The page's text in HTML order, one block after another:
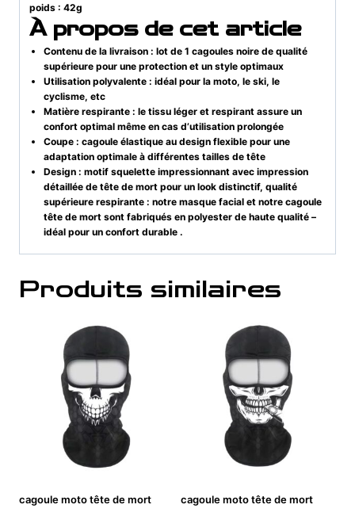
poids : 42g
À propos de cet article
Contenu de la livraison : lot de 1 cagoules noire de qualité
supérieure pour une protection et un style optimaux
Utilisation polyvalente : idéal pour la moto, le ski, le
cyclisme, etc
Matière respirante : le tissu léger et respirant assure un
confort optimal même en cas d’utilisation prolongée
Coupe : cagoule élastique au design flexible pour une
adaptation optimale à différentes tailles de tête
Design : motif squelette impressionnant avec impression
détaillée de tête de mort pour un look distinctif, qualité
supérieure respirante : notre masque facial et notre cagoule
tête de mort sont fabriqués en polyester de haute qualité –
idéal pour un confort durable .
Produits similaires
cagoule moto tête de mort cagoule moto tête de mort